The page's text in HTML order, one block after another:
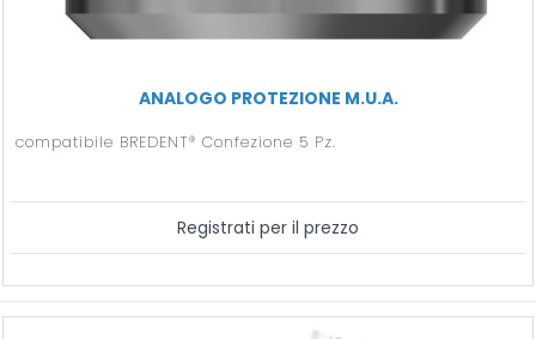
ANALOGO PROTEZIONE M.U.A.
compatibile BREDENT® Confezione 5 Pz.
Registrati per il prezzo